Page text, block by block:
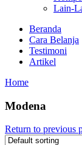
Lain-
Beranda
Cara Belanja
Testimoni
Artikel
Home
Modena
Return to previous